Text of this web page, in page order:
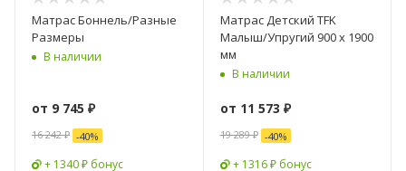
Матрас Боннель/Разные
Размеры
В наличии
от 9 745 ₽
16 242 ₽ -40%
+ 1340 ₽ бонус
Матрас Детский TFK
Малыш/Упругий 900 х 1900
мм
В наличии
от 11 573 ₽
19 289 ₽ -40%
+ 1316 ₽ бонус